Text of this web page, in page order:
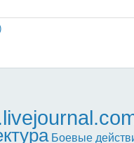
Боевые